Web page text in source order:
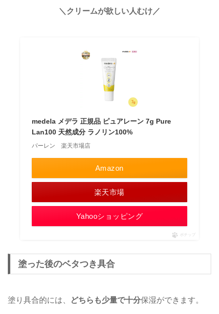
＼クリームが欲しい人むけ／
medela メデラ 正規品 ピュアレーン 7g Pure
Lan100 天然成分 ラノリン100%
パーレン 楽天市場店
Amazon
楽天市場
Yahooショッピング
ポチップ
塗った後のベタつき具合
塗り具合的には、 どちらも少量で十分保湿ができます。